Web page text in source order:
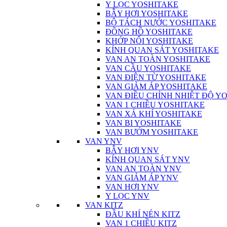
Y LỌC YOSHITAKE
BẪY HƠI YOSHITAKE
BỘ TÁCH NƯỚC YOSHITAKE
ĐỒNG HỒ YOSHITAKE
KHỚP NỐI YOSHITAKE
KÍNH QUAN SÁT YOSHITAKE
VAN AN TOÀN YOSHITAKE
VAN CẦU YOSHITAKE
VAN ĐIỆN TỪ YOSHITAKE
VAN GIẢM ÁP YOSHITAKE
VAN ĐIỀU CHỈNH NHIỆT ĐỘ
VAN 1 CHIỀU YOSHITAKE
VAN XẢ KHÍ YOSHITAKE
VAN BI YOSHITAKE
VAN BƯỚM YOSHITAKE
VAN YNV
BẪY HƠI YNV
KÍNH QUAN SÁT YNV
VAN AN TOÀN YNV
VAN GIẢM ÁP YNV
VAN HƠI YNV
Y LỌC YNV
VAN KITZ
ĐẦU KHÍ NÉN KITZ
VAN 1 CHIỀU KITZ